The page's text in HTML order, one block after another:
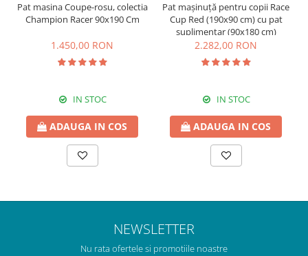
Pat masina Coupe-rosu, colectia
Champion Racer 90x190 Cm
1.450,00 RON
IN STOC
ADAUGA IN COS
Pat mașinuță pentru copii Race
Cup Red (190x90 cm) cu pat
suplimentar (90x180 cm)
2.282,00 RON
IN STOC
ADAUGA IN COS
NEWSLETTER
Nu rata ofertele si promotiile noastre